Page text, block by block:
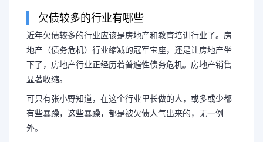
欠债较多的行业有哪些
近年欠债较多的行业应该是房地产和教育培训行业了。房
地产（债务危机）行业缩减的冠军宝座，还是让房地产坐
下了，房地产行业正经历着普遍性债务危机。房地产销售
显著收缩。
可只有张小野知道，在这个行业里长做的人，或多或少都
有些暴躁，这些暴躁，都是被欠债人气出来的，无一例
外。